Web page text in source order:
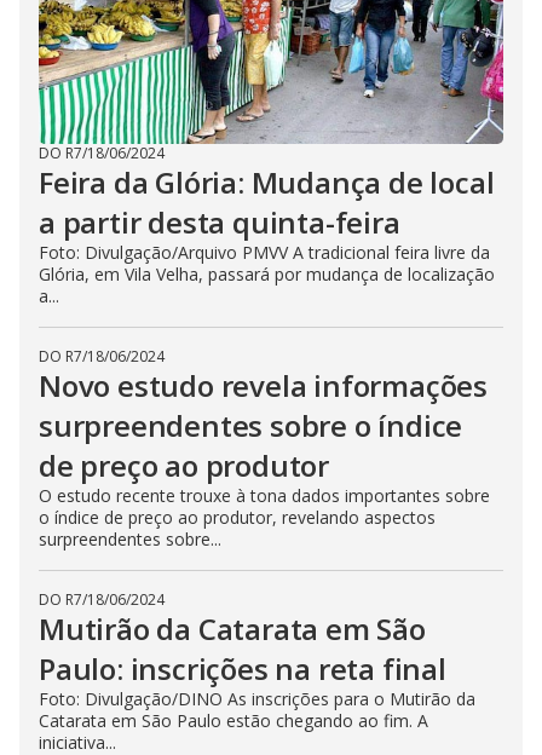
DO R7/18/06/2024
Feira da Glória: Mudança de local
a partir desta quinta-feira
Foto: Divulgação/Arquivo PMVV A tradicional feira livre da
Glória, em Vila Velha, passará por mudança de localização
a...
DO R7/18/06/2024
Novo estudo revela informações
surpreendentes sobre o índice
de preço ao produtor
O estudo recente trouxe à tona dados importantes sobre
o índice de preço ao produtor, revelando aspectos
surpreendentes sobre...
DO R7/18/06/2024
Mutirão da Catarata em São
Paulo: inscrições na reta final
Foto: Divulgação/DINO As inscrições para o Mutirão da
Catarata em São Paulo estão chegando ao fim. A
iniciativa...